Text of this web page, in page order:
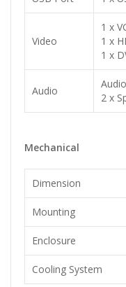
Video
1 x
1 x
1 x
Audio
2 x
Mechanical
Dimension
Mounting
Enclosure
Cooling System